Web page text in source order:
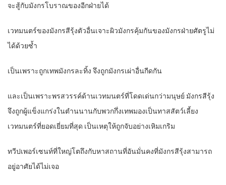
จะสู้กับมังกรโบราณของอีกฝ่ายได้
เวทมนตร์ของมังกรสีรุ้งตัวอื่นเจาะผิวมังกรคุ้มกันของมังกรฝ่ายศัตรูไม่
ได้ด้วยซ้ำ
เป็นเพราะถูกเทพมังกรละทิ้ง จึงถูกมังกรเผ่าอื่นกีดกัน
และเป็นเพราะพรสวรรค์ด้านเวทมนตร์ที่โดดเด่นกว่ามนุษย์ มังกรสีรุ้ง
จึงถูกผู้แข็งแกร่งในตำนนานกับพวกกึ่งเทพมองเป็นทาสสัตว์เลี้ยง
เวทมนตร์ที่ยอดเยี่ยมที่สุด เป็นเหตุให้ถูกจับอย่างเหิมเกริม
ทวีปเพอร์เซนท์ที่ใหญ่โตถึงกับหาสถานที่อันมั่นคงที่มังกรสีรุ้งสามารถ
อยู่อาศัยได้ไม่เจอ